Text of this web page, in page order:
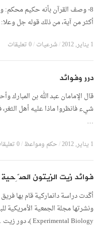
8- وصف القرآن بأنه حكيم محكم:
أكثر من آية، من ذلك قوله جل وعلا:
1 يناير, 2012 /شرعيات/0 تعليقات
درر وفوائد
قال الإمامان عبد الله بن
شيء فانظروا ماذا عليه أهل
…
1 يناير, 2012 /حكم ومواعظ/0 تعليقات
فوائد زيت الزيتون
أكّدت دراسة دانماركية قام بها
Experimental Biology )، دور زيت …